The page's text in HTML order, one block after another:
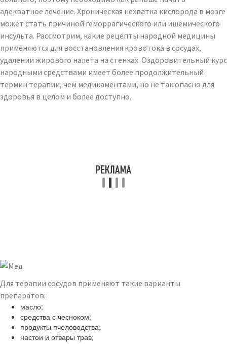
адекватное лечение. Хроническая нехватка кислорода в мозге
может стать причиной геморрагического или ишемического
инсульта. Рассмотрим, какие рецепты народной медицины
применяются для восстановления кровотока в сосудах,
удалении жирового налета на стенках. Оздоровительный курс
народными средствами имеет более продолжительный
термин терапии, чем медикаментами, но не так опасно для
здоровья в целом и более доступно.
Для терапии сосудов применяют такие варианты
препаратов:
масло;
средства с чесноком;
продукты пчеловодства;
настои и отвары трав;